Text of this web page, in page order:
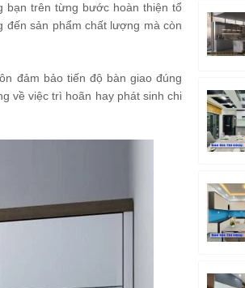
bạn trên từng bước hoàn thiện tổ
đến sản phẩm chất lượng mà còn
đảm bảo tiến độ bàn giao đúng
về việc trì hoãn hay phát sinh chi